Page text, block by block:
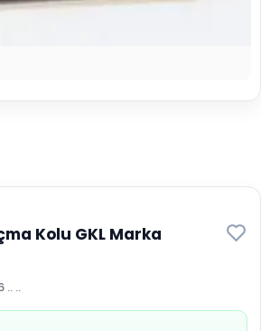
Kolu GKL Marka
.. ..